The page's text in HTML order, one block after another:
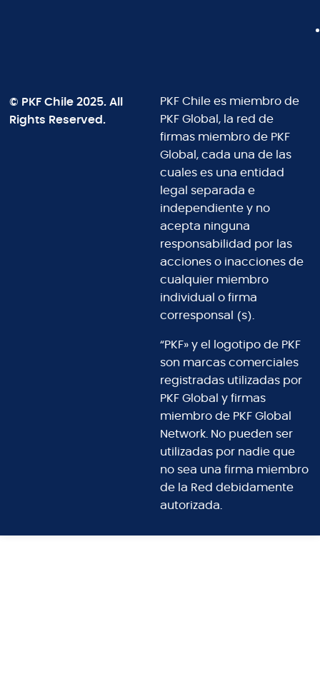
© PKF Chile 2025. All
Rights Reserved.
PKF Chile es miembro de
PKF Global, la red de
firmas miembro de PKF
Global, cada una de las
cuales es una entidad
legal separada e
independiente y no
acepta ninguna
responsabilidad por las
acciones o inacciones de
cualquier miembro
individual o firma
corresponsal (s).
“PKF» y el logotipo de PKF
son marcas comerciales
registradas utilizadas por
PKF Global y firmas
miembro de PKF Global
Network. No pueden ser
utilizadas por nadie que
no sea una firma miembro
de la Red debidamente
autorizada.